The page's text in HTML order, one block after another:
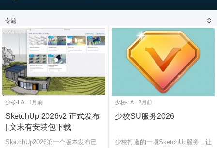
专题
少校-LA 1月前
SketchUp 2026v2 正式发布
| 文末有安装包下载
SketchUp2026第一个版本发布已
少校-LA 2月前
少校SU服务2026
少校打造的一项SketchUp服务，让